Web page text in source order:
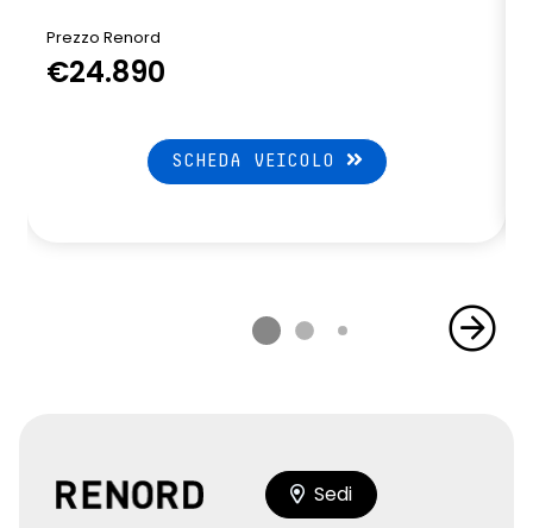
Prezzo Renord
€24.890
SCHEDA VEICOLO
Sedi